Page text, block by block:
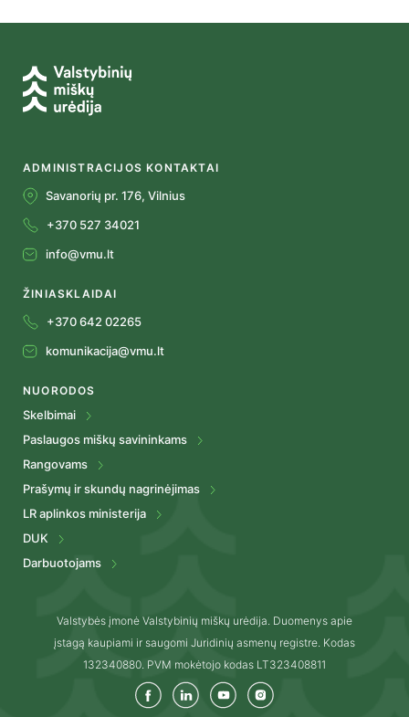
ADMINISTRACIJOS KONTAKTAI
Savanorių pr. 176, Vilnius
+370 527 34021
info@vmu.lt
ŽINIASKLAIDAI
+370 642 02265
komunikacija@vmu.lt
NUORODOS
Skelbimai
Paslaugos miškų savininkams
Rangovams
Prašymų ir skundų nagrinėjimas
LR aplinkos ministerija
DUK
Darbuotojams
Valstybės įmonė Valstybinių miškų urėdija. Duomenys apie
įstagą kaupiami ir saugomi Juridinių asmenų registre. Kodas
132340880. PVM mokėtojo kodas LT323408811